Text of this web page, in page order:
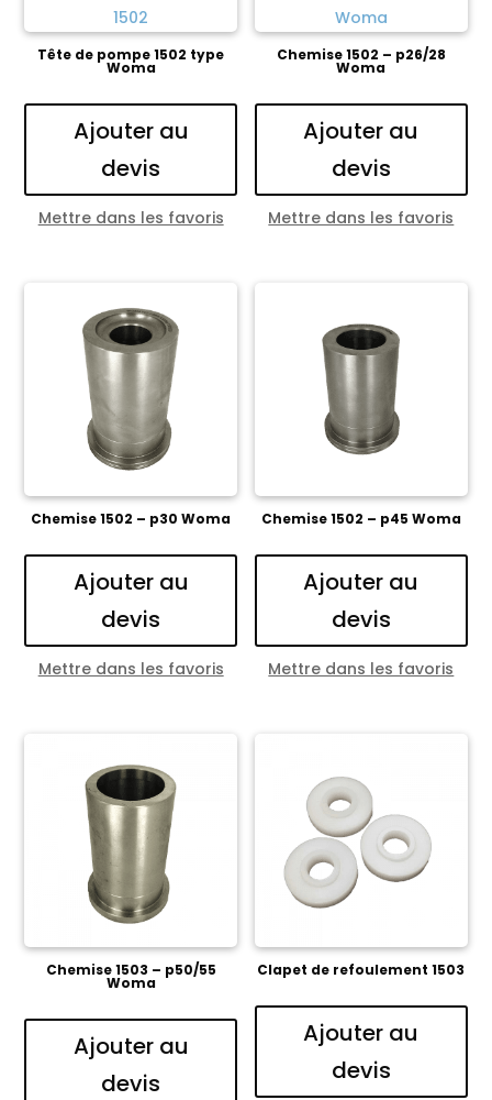
Tête de pompe 1502 type
Woma
Ajouter au
devis
Mettre dans les favoris
Chemise 1502 – p26/28
Woma
Ajouter au
devis
Mettre dans les favoris
Chemise 1502 – p30 Woma
Ajouter au
devis
Mettre dans les favoris
Chemise 1502 – p45 Woma
Ajouter au
devis
Mettre dans les favoris
Chemise 1503 – p50/55
Woma
Ajouter au
devis
Clapet de refoulement 1503
Ajouter au
devis